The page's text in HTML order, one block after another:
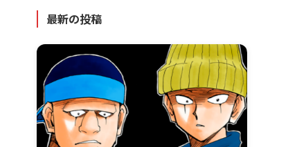
最新の投稿